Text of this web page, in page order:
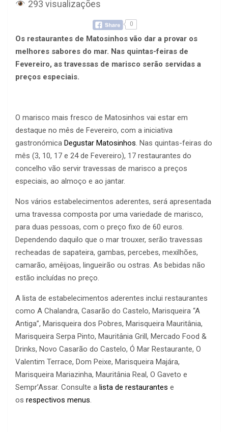
293 visualizações
0
Os restaurantes de Matosinhos vão dar a provar os
melhores sabores do mar. Nas quintas-feiras de
Fevereiro, as travessas de marisco serão servidas a
preços especiais.
O marisco mais fresco de Matosinhos vai estar em
destaque no mês de Fevereiro, com a iniciativa
gastronómica Degustar Matosinhos. Nas quintas-feiras do
mês (3, 10, 17 e 24 de Fevereiro), 17 restaurantes do
concelho vão servir travessas de marisco a preços
especiais, ao almoço e ao jantar.
Nos vários estabelecimentos aderentes, será apresentada
uma travessa composta por uma variedade de marisco,
para duas pessoas, com o preço fixo de 60 euros.
Dependendo daquilo que o mar trouxer, serão travessas
recheadas de sapateira, gambas, percebes, mexilhões,
camarão, amêijoas, lingueirão ou ostras. As bebidas não
estão incluídas no preço.
A lista de estabelecimentos aderentes inclui restaurantes
como A Chalandra, Casarão do Castelo, Marisqueira “A
Antiga”, Marisqueira dos Pobres, Marisqueira Mauritânia,
Marisqueira Serpa Pinto, Mauritânia Grill, Mercado Food &
Drinks, Novo Casarão do Castelo, Ó Mar Restaurante, O
Valentim Terrace, Dom Peixe, Marisqueira Majára,
Marisqueira Mariazinha, Mauritânia Real, O Gaveto e
Sempr’Assar. Consulte a lista de restaurantes e
os respectivos menus.